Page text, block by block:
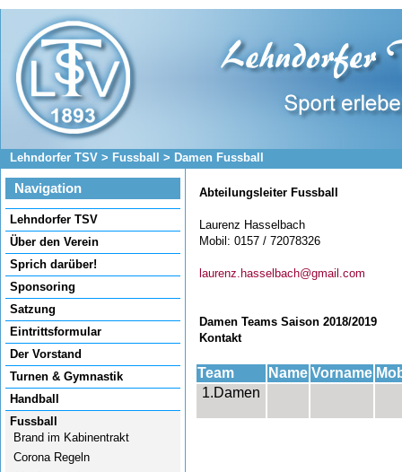
Lehndorfer TSV > Fussball > Damen Fussball
Navigation
Navigation
überspringen
Lehndorfer TSV
Über den Verein
Sprich darüber!
Sponsoring
Satzung
Eintrittsformular
Der Vorstand
Turnen & Gymnastik
Handball
Fussball
Brand im Kabinentrakt
Corona Regeln
Abteilungsleiter Fussball
Laurenz Hasselbach
Mobil: 0157 / 72078326
laurenz.hasselbach@gmail.com
Damen Teams Saison 2018/2019
Kontakt
Team Name Vorname
1.Damen